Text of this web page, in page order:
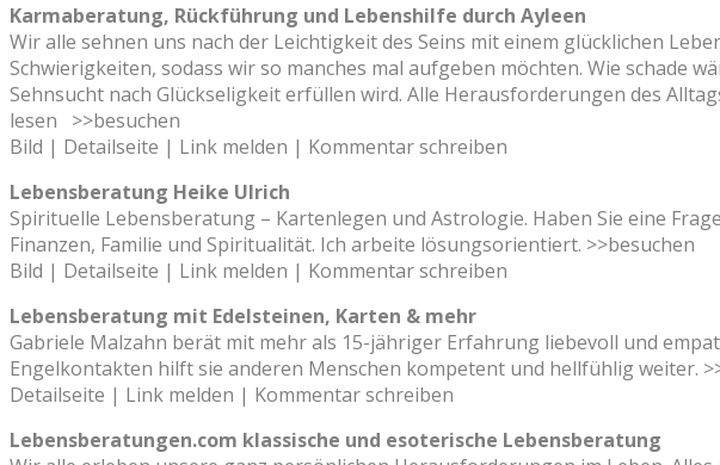
Karmaberatung, Rückführung und Lebenshilfe durch Ayleen
Wir alle sehnen uns nach der Leichtigkeit des Seins mit einem glücklichen
Schwierigkeiten, sodass wir so manches mal aufgeben möchten. Wie schade
Sehnsucht nach Glückseligkeit erfüllen wird. Alle Herausforderungen des
lesen
>>besuchen
Bild | Detailseite | Link melden | Kommentar schreiben
Lebensberatung Heike Ulrich
Spirituelle Lebensberatung – Kartenlegen und Astrologie. Haben Sie eine
Finanzen, Familie und Spiritualität. Ich arbeite lösungsorientiert. >>besuchen
Bild | Detailseite | Link melden | Kommentar schreiben
Lebensberatung mit Edelsteinen, Karten & mehr
Gabriele Malzahn berät mit mehr als 15-jähriger Erfahrung liebevoll und
Engelkontakten hilft sie anderen Menschen kompetent und hellfühlig weiter.
Detailseite | Link melden | Kommentar schreiben
Lebensberatungen.com klassische und esoterische Lebensberatung